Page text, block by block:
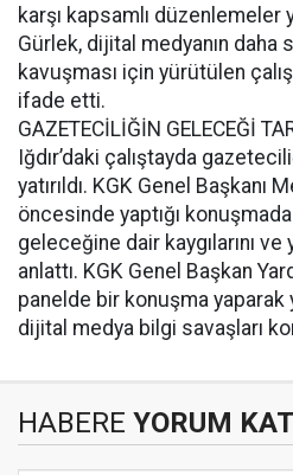
karşı kapsamlı düzenlemeler
Gürlek, dijital medyanın daha
kavuşması için yürütülen
ifade etti.
GAZETECİLİĞİN GELECEĞİ
Iğdır’daki çalıştayda
yatırıldı. KGK Genel Başkanı
öncesinde yaptığı
geleceğine dair kaygılarını ve
anlattı. KGK Genel Başkan
panelde bir konuşma yaparak
dijital medya bilgi savaşları
HABERE YORUM KAT